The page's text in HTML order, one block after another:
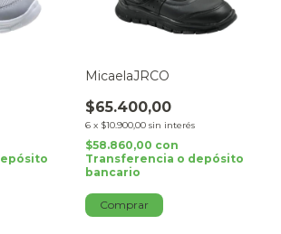
MicaelaJRCO
$65.400,00
6 x $10.900,00 sin interés
$58.860,00 con
Transferencia o depósito
bancario
Comprar